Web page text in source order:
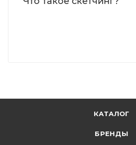
КАТАЛОГ
БРЕНДЫ